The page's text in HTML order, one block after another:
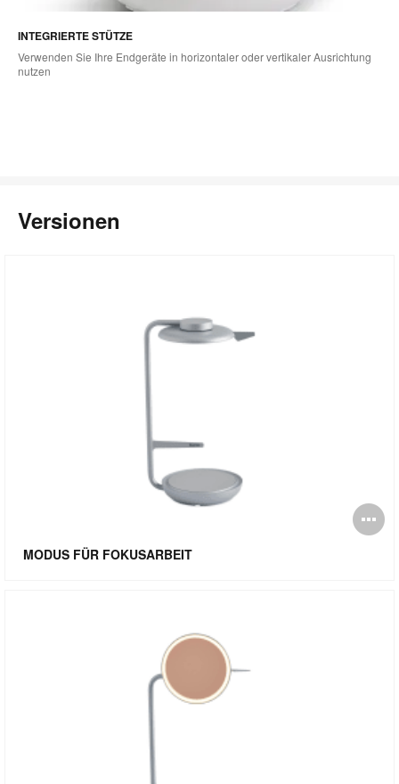
INTEGRIERTE STÜTZE
Verwenden Sie Ihre Endgeräte in horizontaler oder vertikaler Ausrichtung
nutzen
Versionen
MODUS FÜR FOKUSARBEIT